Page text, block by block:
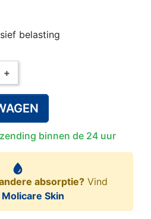
belasting
+
binnen de 24 uur
absorptie? Vind
Molicare Skin